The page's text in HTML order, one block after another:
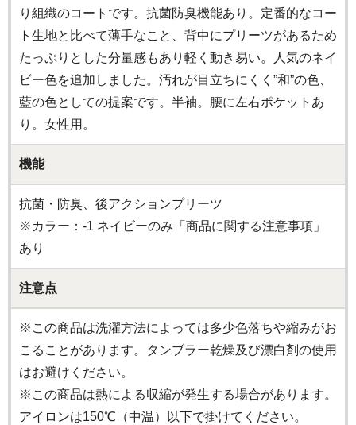
り組織のコートです。抗菌防臭機能あり。定番的なコー
ト生地と比べて薄手なこと、背中にプリーツがあるため
たっぷりとした分量感もあり軽く動き易い。人気のネイ
ビー色を追加しました。汚れが目立ちにくく”和”の色、
藍の色としての提案です。半袖。腰に左右ポケットあ
り。女性用。
機能
抗菌・防臭、後アクションプリーツ
※カラー：-1 ネイビーのみ「商品に関する注意事項」
あり
注意点
※この商品は洗濯方法によっては多少色落ちや縮みがお
こることがあります。タンブラー乾燥及び漂白剤の使用
はお避けください。
※この商品は熱による収縮が発生する場合があります。
アイロンは150℃（中温）以下で掛けてください。